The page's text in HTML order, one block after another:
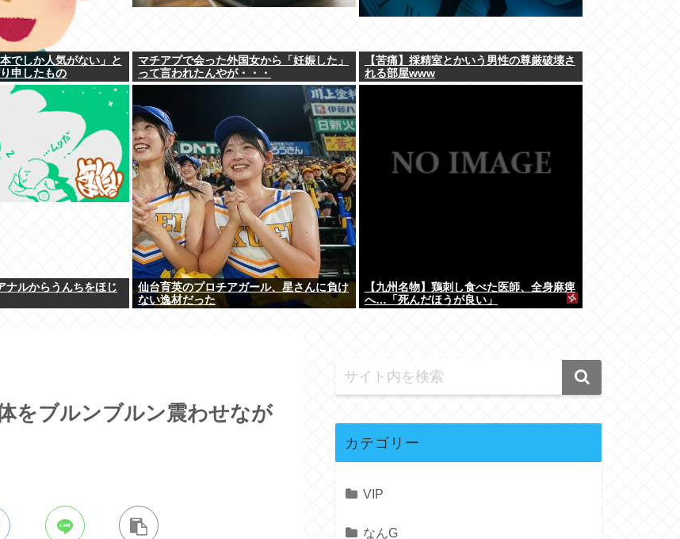
でしか人気がない」と
申したもの
マチアプで会った外国女から「妊娠した」
って言われたんやが・・・
【苦痛】採精室とかいう男性の尊厳破壊さ
れる部屋www
ナルからうんちをほじ
仙台育英のプロチアガール、星さんに負け
ない逸材だった
【九州名物】鶏刺し食べた医師、全身麻痺
へ…「死んだほうが良い」
をブルンブルン震わせなが
カテゴリー
VIP
なんG